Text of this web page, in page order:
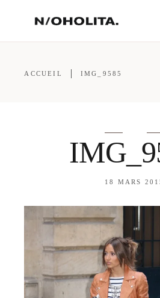
ACCUEIL IMG_9585
18 MARS